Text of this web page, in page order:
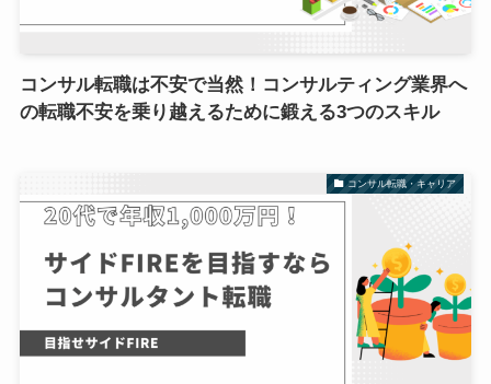
コンサル転職は不安で当然！コンサルティング業界へ
の転職不安を乗り越えるために鍛える3つのスキル
コンサル転職・キャリア